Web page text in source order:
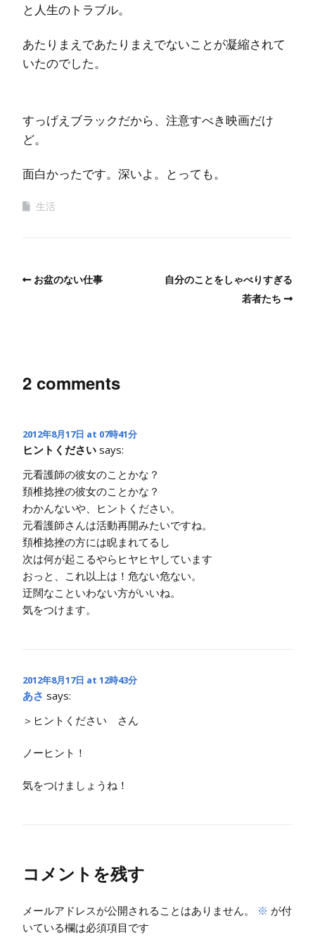
と人生のトラブル。
あたりまえであたりまえでないことが凝縮されて
いたのでした。
すっげえブラックだから、注意すべき映画だけ
ど。
面白かったです。深いよ。とっても。
生活
お盆のない仕事
自分のことをしゃべりすぎる
若者たち
2 comments
2012年8月17日 at 07時41分
ヒントください says:
元看護師の彼女のことかな？
頚椎捻挫の彼女のことかな？
わかんないや、ヒントください。
元看護師さんは活動再開みたいですね。
頚椎捻挫の方には睨まれてるし
次は何が起こるやらヒヤヒヤしています
おっと、これ以上は！危ない危ない。
迂闊なこといわない方がいいね。
気をつけます。
2012年8月17日 at 12時43分
あさ says:
＞ヒントください さん
ノーヒント！
気をつけましょうね！
コメントを残す
メールアドレスが公開されることはありません。 ※ が付
いている欄は必須項目です